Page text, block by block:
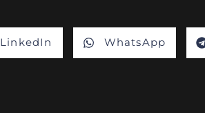
LinkedIn WhatsApp